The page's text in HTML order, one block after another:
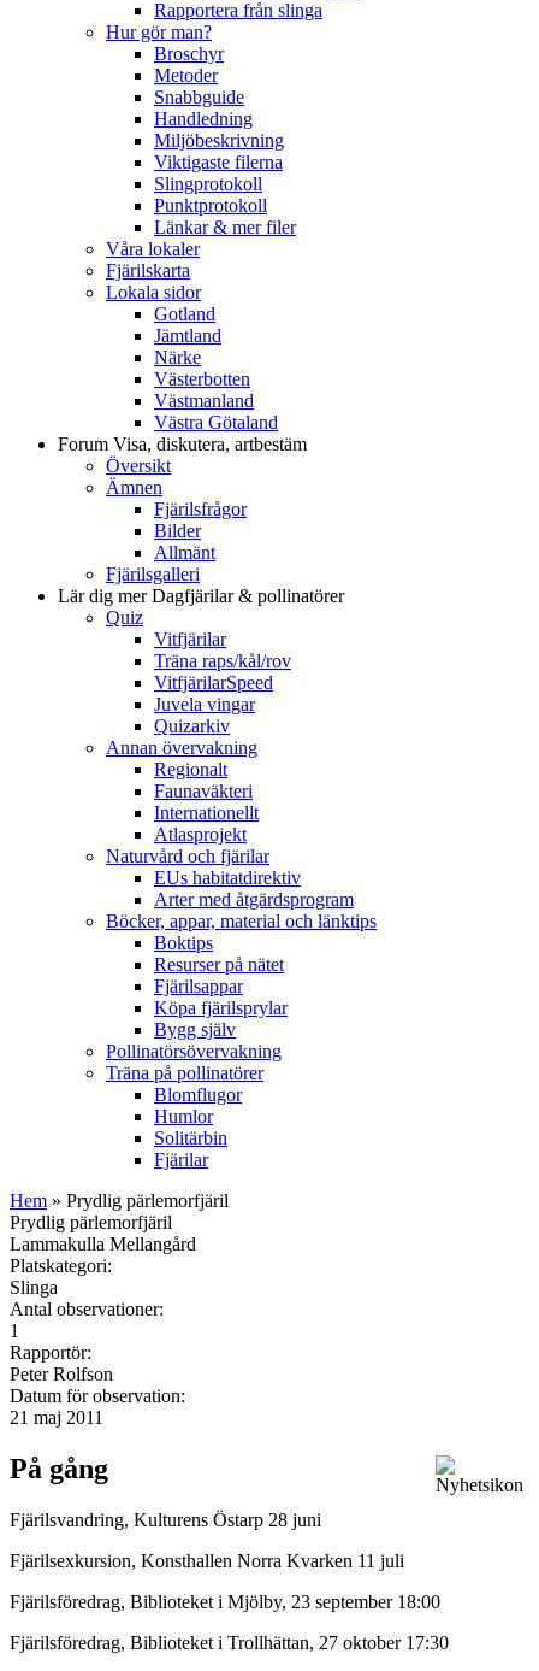
Rapportera från slinga
Hur gör man?
Broschyr
Metoder
Snabbguide
Handledning
Miljöbeskrivning
Viktigaste filerna
Slingprotokoll
Punktprotokoll
Länkar & mer filer
Våra lokaler
Fjärilskarta
Lokala sidor
Gotland
Jämtland
Närke
Västerbotten
Västmanland
Västra Götaland
Forum Visa, diskutera, artbestäm
Översikt
Ämnen
Fjärilsfrågor
Bilder
Allmänt
Fjärilsgalleri
Lär dig merDagfjärilar & pollinatörer
Quiz
Vitfjärilar
Träna raps/kål/rov
VitfjärilarSpeed
Juvela vingar
Quizarkiv
Annan övervakning
Regionalt
Faunaväkteri
Internationellt
Atlasprojekt
Naturvård och fjärilar
EUs habitatdirektiv
Arter med åtgärdsprogram
Böcker, appar, material och länktips
Boktips
Resurser på nätet
Fjärilsappar
Köpa fjärilsprylar
Bygg själv
Pollinatörsövervakning
Träna på pollinatörer
Blomflugor
Humlor
Solitärbin
Fjärilar
Hem » Prydlig pärlemorfjäril
Prydlig pärlemorfjäril
Lammakulla Mellangård
Platskategori:
Slinga
Antal observationer:
1
Rapportör:
Peter Rolfson
Datum för observation:
21 maj 2011
På gång
Fjärilsvandring, Kulturens Östarp 28 juni
Fjärilsexkursion, Konsthallen Norra Kvarken 11 juli
Fjärilsföredrag, Biblioteket i Mjölby, 23 september 18:00
Fjärilsföredrag, Biblioteket i Trollhättan, 27 oktober 17:30